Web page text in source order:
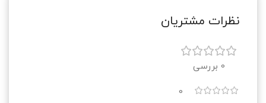
نظرات مشتریان
0 بررسی
0